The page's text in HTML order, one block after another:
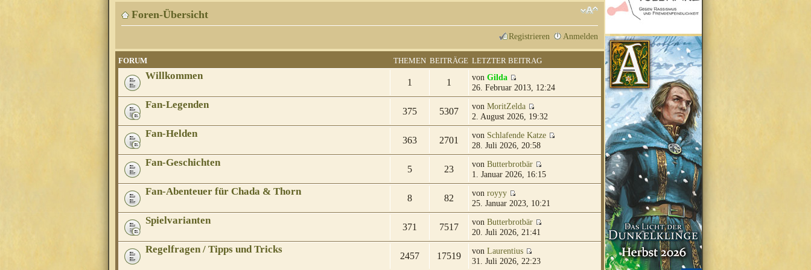
Foren-Übersicht
Registrieren Anmelden
FORUM THEMEN BEITRÄGE LETZTER BEITRAG
Willkommen
1 1 von Gilda
26. Februar 2013, 12:24
Fan-Legenden
375 5307 von MoritZelda
2. August 2026, 19:32
Fan-Helden
363 2701 von Schlafende Katze
28. Juli 2026, 20:58
Fan-Geschichten
5 23 von Butterbrotbär
1. Januar 2026, 16:15
Fan-Abenteuer für Chada & Thorn
8 82 von royyy
25. Januar 2023, 10:21
Spielvarianten
371 7517 von Butterbrotbär
20. Juli 2026, 21:41
Regelfragen / Tipps und Tricks
2457 17519 von Laurentius
31. Juli 2026, 22:23